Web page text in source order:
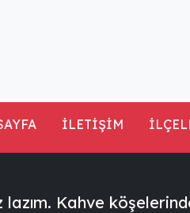
İLETİŞİM
lazım. Kahve